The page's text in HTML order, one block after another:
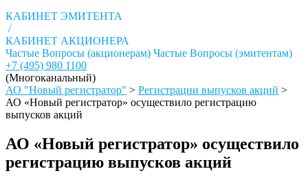
КАБИНЕТ ЭМИТЕНТА
/
КАБИНЕТ АКЦИОНЕРА
Частые Вопросы (акционерам) Частые Вопросы (эмитентам)
+7 (495) 980 1100
(Многоканальный)
АО "Новый регистратор" > Регистрации выпусков акций >
АО «Новый регистратор» осуществило регистрацию
выпусков акций
АО «Новый регистратор» осуществило
регистрацию выпусков акций